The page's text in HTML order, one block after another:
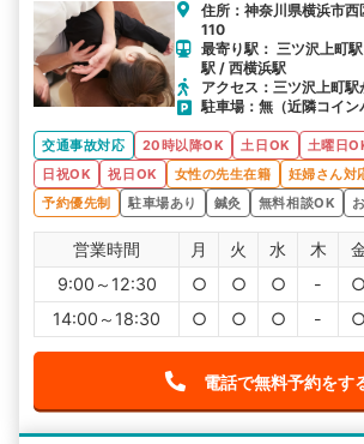
住所：神奈川県横浜市
110
最寄り駅： 三ツ沢上町
駅 / 西横浜駅
アクセス：三ツ沢上町
駐車場：無（近隣コイン
交通事故対応 20時以降OK 土日OK 土曜日
日祝OK
祝日OK 女性の先生在籍 妊婦さん対
予約優先制
駐車場あり 鍼灸 無料相談OK
営業時間 月 火 水 木
9:00～12:30
○ ○ ○ - ○
14:00～18:30
○ ○ ○ - ○
電話で無料予約をす